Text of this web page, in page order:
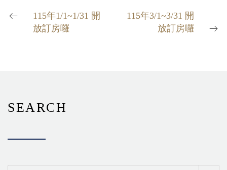
115年1/1~1/31 開
放訂房囉
115年3/1~3/31 開
放訂房囉
SEARCH